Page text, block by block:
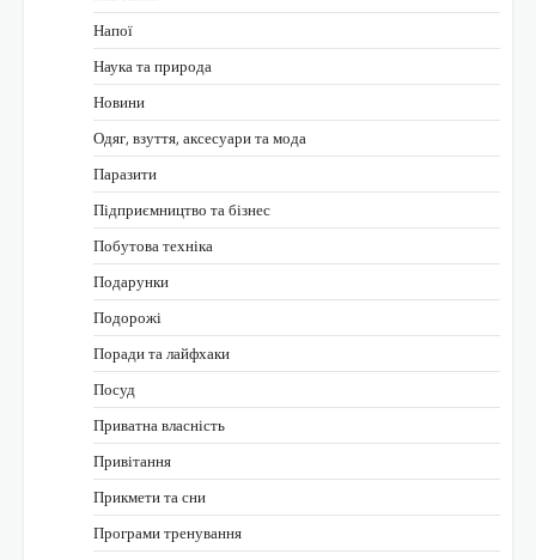
Напої
Наука та природа
Новини
Одяг, взуття, аксесуари та мода
Паразити
Підприємництво та бізнес
Побутова техніка
Подарунки
Подорожі
Поради та лайфхаки
Посуд
Приватна власність
Привітання
Прикмети та сни
Програми тренування